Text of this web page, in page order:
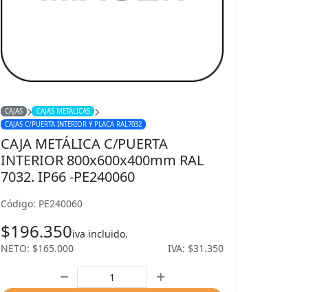
CAJAS
CAJAS METALICAS
CAJAS C/PUERTA INTERIOR Y PLACA RAL7032
CAJA METÁLICA C/PUERTA
INTERIOR 800x600x400mm RAL
7032. IP66 -PE240060
Código: PE240060
$196.350iva incluido.
NETO: $165.000
IVA: $31.350